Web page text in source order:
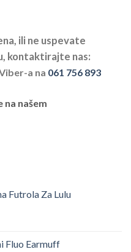
ili ne uspevate
kontaktirajte nas:
a na 061 756 893
našem
Futrola Za Lulu
Fluo Earmuff